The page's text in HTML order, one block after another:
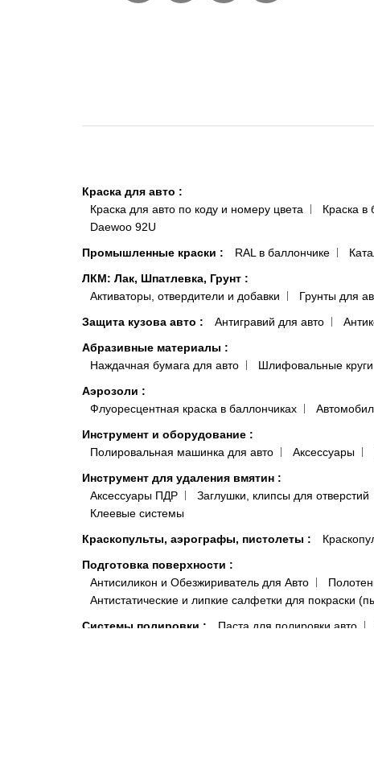
Краска для авто :
Краска для авто по коду и номеру цвета
Краска в
Daewoo 92U
Промышленные краски : RAL в баллончике
ЛКМ: Лак, Шпатлевка, Грунт :
Активаторы, отвердители и добавки
Грунты для
Защита кузова авто : Антигравий для авто
Абразивные материалы :
Наждачная бумага для авто
Шлифовальные круги
Аэрозоли :
Флуоресцентная краска в баллончиках
Инструмент и оборудование :
Полировальная машинка для авто
Аксессуары
Инструмент для удаления вмятин :
Аксессуары ПДР
Заглушки, клипсы для отверстий
Клеевые системы
Краскопульты, аэрографы, пистолеты :
Подготовка поверхности :
Антисиликон и Обезжириватель для Авто
Антистатические и липкие салфетки для покраски
Системы полировки : Паста для полировки авто